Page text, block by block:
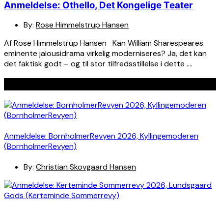
Anmeldelse: Othello, Det Kongelige Teater
By: Rose Himmelstrup Hansen
Af Rose Himmelstrup Hansen Kan William Sharespeares
eminente jalousidrama virkelig moderniseres? Ja, det kan
det faktisk godt – og til stor tilfredsstillelse i dette ….
Anmeldelse: BornholmerRevyen 2026, Kyllingemoderen
(BornholmerRevyen)
By: Christian Skovgaard Hansen